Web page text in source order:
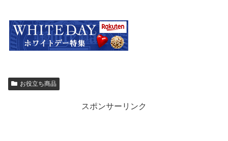
お役立ち商品
スポンサーリンク